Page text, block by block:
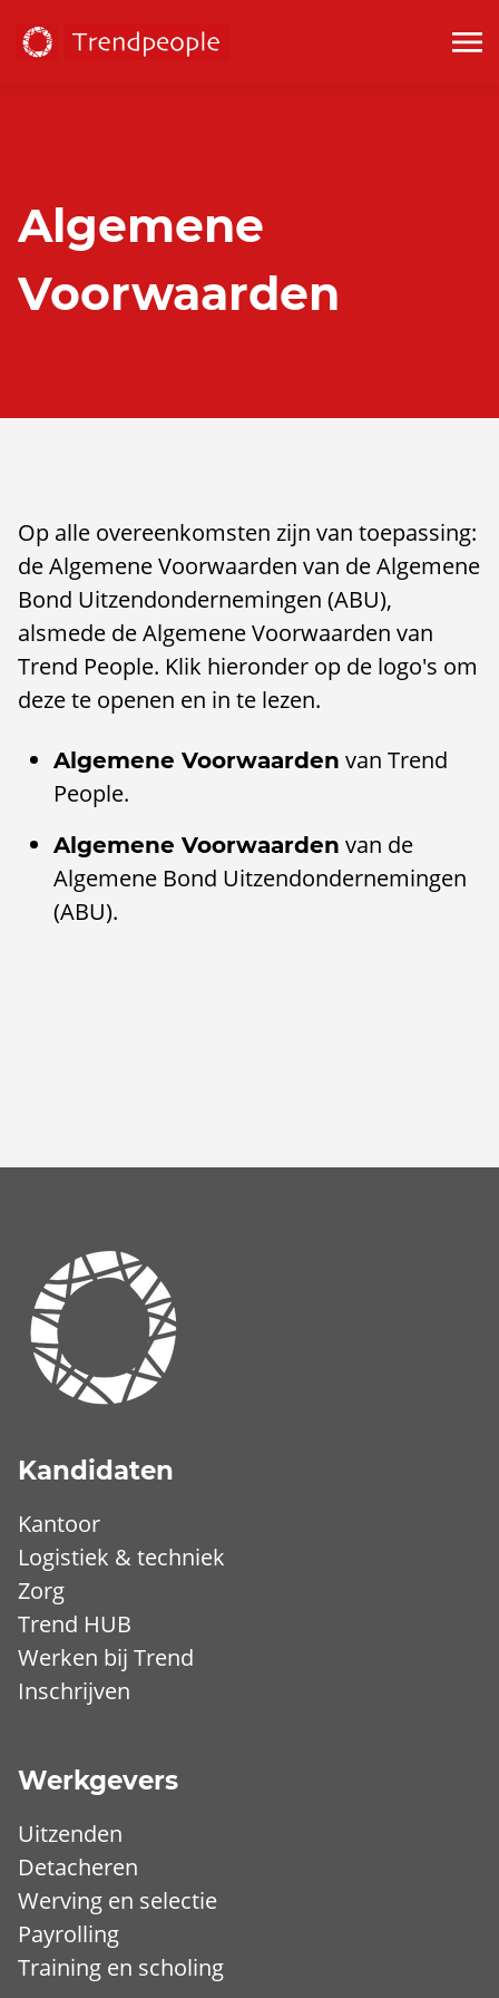
Algemene
Voorwaarden
Op alle overeenkomsten zijn van toepassing:
de Algemene Voorwaarden van de Algemene
Bond Uitzendondernemingen (ABU),
alsmede de Algemene Voorwaarden van
Trend People. Klik hieronder op de logo's om
deze te openen en in te lezen.
Algemene Voorwaarden van Trend
People.
Algemene Voorwaarden van de
Algemene Bond Uitzendondernemingen
(ABU).
Kandidaten
Kantoor
Logistiek & techniek
Zorg
Trend HUB
Werken bij Trend
Inschrijven
Werkgevers
Uitzenden
Detacheren
Werving en selectie
Payrolling
Training en scholing